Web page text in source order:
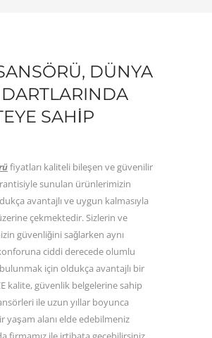
DÜNYA
SAHIP
fiyatları kaliteli bileşen ve güvenilir
sunulan ürünlerimizin
avantajlı ve uygun kalmasıyla
çekmektedir. Sizlerin ve
güvenliğini sağlarken aynı
ciddi derecede olumlu
için oldukça avantajlı bir
kalite, güvenlik belgelerine sahip
ile uzun yıllar boyunca
yaşam alanı elde edebilmeniz